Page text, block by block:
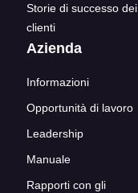
Storie di successo dei
clienti
Azienda
Informazioni
Opportunità di lavoro
Leadership
Manuale
Rapporti con gli